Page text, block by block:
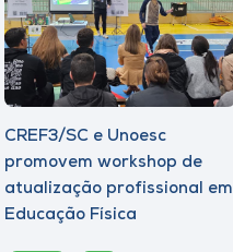
CREF3/SC e Unoesc
promovem workshop de
atualização profissional em
Educação Física